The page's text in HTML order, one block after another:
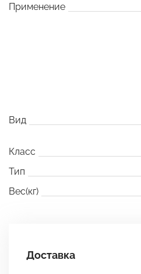
Применение
Вид
Класс
Тип
Вес(кг)
Доставка